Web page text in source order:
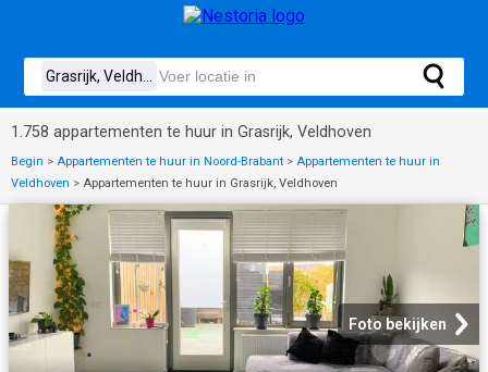
1.758 appartementen te huur in Grasrijk, Veldhoven
Begin > Appartementen te huur in Noord-Brabant > Appartementen te huur in
Veldhoven > Appartementen te huur in Grasrijk, Veldhoven
Foto bekijken